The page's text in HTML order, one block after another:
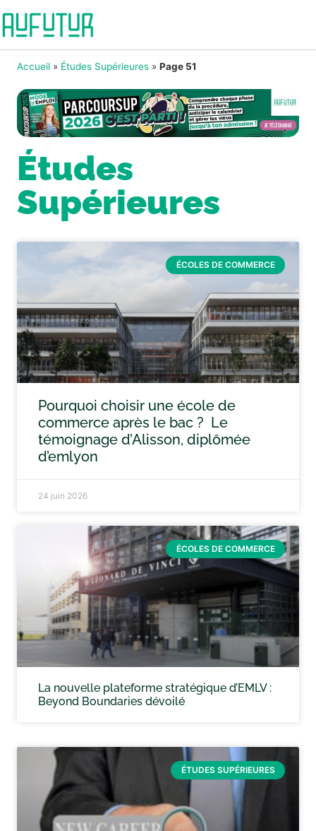
Accueil » Études Supérieures » Page 51
Études
Supérieures
ÉCOLES DE COMMERCE
Pourquoi choisir une école de
commerce après le bac ? Le
témoignage d’Alisson, diplômée
d’emlyon
24 juin 2026
ÉCOLES DE COMMERCE
La nouvelle plateforme stratégique d’EMLV :
Beyond Boundaries dévoilé
ÉTUDES SUPÉRIEURES